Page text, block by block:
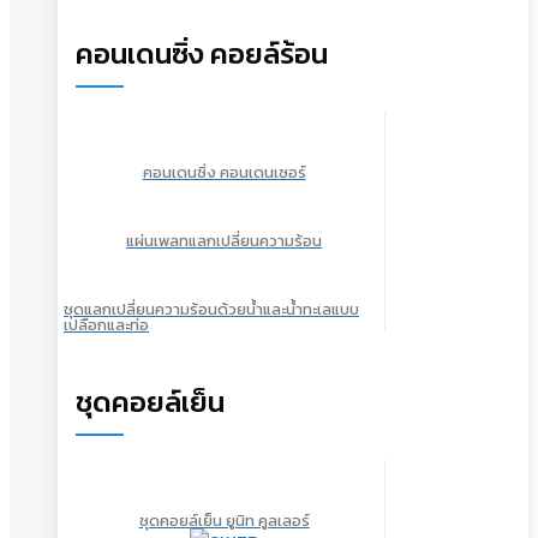
คอนเดนซิ่ง คอยล์ร้อน
คอนเดนซิ่ง คอนเดนเซอร์
แผ่นเพลทแลกเปลี่ยนความร้อน
ชุดแลกเปลี่ยนความร้อนด้วยน้ำและน้ำทะเลแบบ
เปลือกและท่อ
ชุดคอยล์เย็น
ชุดคอยล์เย็น ยูนิท คูลเลอร์